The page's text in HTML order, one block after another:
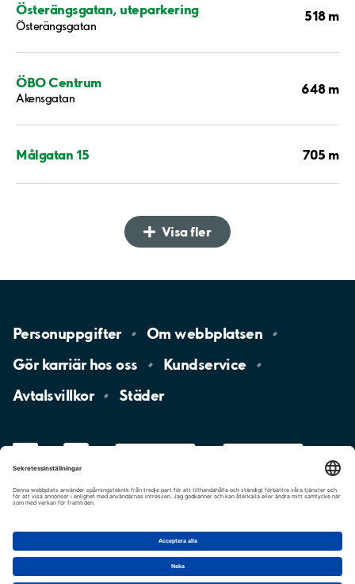
Österängsgatan, uteparkering
Österängsgatan
518 m
ÖBO Centrum
Akensgatan
648 m
Målgatan 15 705 m
Visa fler
Personuppgifter Omwebbplatsen
Gör karriär hososs
Kundservice
Avtalsvillkor
Städer
Cookie-inställningar